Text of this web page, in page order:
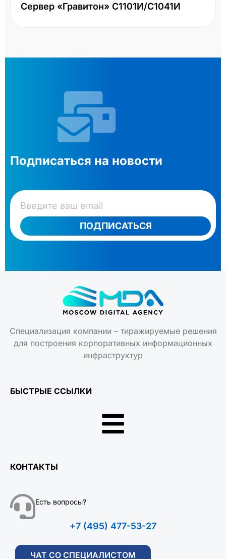
Сервер «Гравитон» С1101И/С1041И
Подписаться на новости
ПОДПИСАТЬСЯ
Специализация компании – тиражируемые решения
для построения корпоративных информационных
инфраструктур
БЫСТРЫЕ ССЫЛКИ
КОНТАКТЫ
Есть вопросы?
+7 (495) 477-53-27
ЧАТ СО СПЕЦИАЛИСТОМ